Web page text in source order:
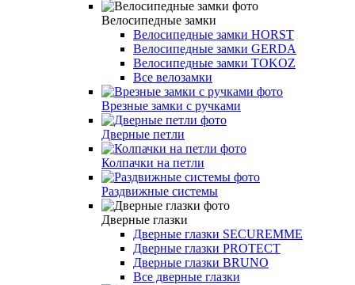
Велосипедные замки
Велосипедные замки HORST
Велосипедные замки GERDA
Велосипедные замки TOKOZ
Все велозамки
Врезные замки с ручками
Дверные петли
Колпачки на петли
Раздвижные системы
Дверные глазки
Дверные глазки SECUREMME
Дверные глазки PROTECT
Дверные глазки BRUNO
Все дверные глазки